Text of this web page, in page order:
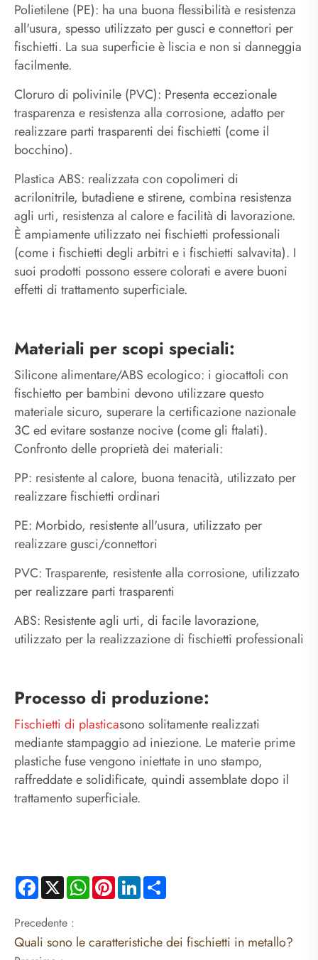
Polietilene (PE): ha una buona flessibilità e resistenza
all'usura, spesso utilizzato per gusci e connettori per
fischietti. La sua superficie è liscia e non si danneggia
facilmente.
Cloruro di polivinile (PVC): Presenta eccezionale
trasparenza e resistenza alla corrosione, adatto per
realizzare parti trasparenti dei fischietti (come il
bocchino).
Plastica ABS: realizzata con copolimeri di
acrilonitrile, butadiene e stirene, combina resistenza
agli urti, resistenza al calore e facilità di lavorazione.
È ampiamente utilizzato nei fischietti professionali
(come i fischietti degli arbitri e i fischietti salvavita). I
suoi prodotti possono essere colorati e avere buoni
effetti di trattamento superficiale.
Materiali per scopi speciali:
Silicone alimentare/ABS ecologico: i giocattoli con
fischietto per bambini devono utilizzare questo
materiale sicuro, superare la certificazione nazionale
3C ed evitare sostanze nocive (come gli ftalati).
Confronto delle proprietà dei materiali:
PP: resistente al calore, buona tenacità, utilizzato per
realizzare fischietti ordinari
PE: Morbido, resistente all'usura, utilizzato per
realizzare gusci/connettori
PVC: Trasparente, resistente alla corrosione, utilizzato
per realizzare parti trasparenti
ABS: Resistente agli urti, di facile lavorazione,
utilizzato per la realizzazione di fischietti professionali
Processo di produzione:
Fischietti di plasticasono solitamente realizzati
mediante stampaggio ad iniezione. Le materie prime
plastiche fuse vengono iniettate in uno stampo,
raffreddate e solidificate, quindi assemblate dopo il
trattamento superficiale.
Facebook
X WhatsApp
PinterestLinkedIn
Precedente :
Quali sono le caratteristiche dei fischietti in metallo?